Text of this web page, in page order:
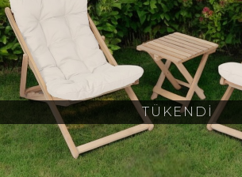
TÜKENDİ